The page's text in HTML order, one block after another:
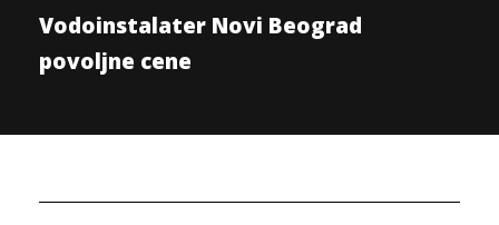
Vodoinstalater Novi Beograd
povoljne cene